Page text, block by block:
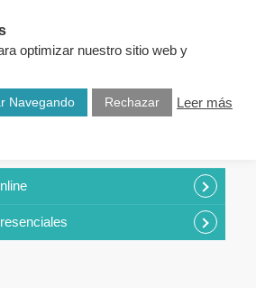
optimizar nuestro sitio web y
Navegando Rechazar
Leer más